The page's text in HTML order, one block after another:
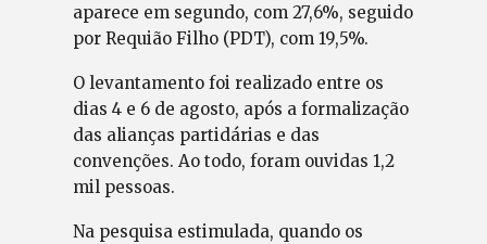
aparece em segundo, com 27,6%, seguido
por Requião Filho (PDT), com 19,5%.
O levantamento foi realizado entre os
dias 4 e 6 de agosto, após a formalização
das alianças partidárias e das
convenções. Ao todo, foram ouvidas 1,2
mil pessoas.
Na pesquisa estimulada, quando os